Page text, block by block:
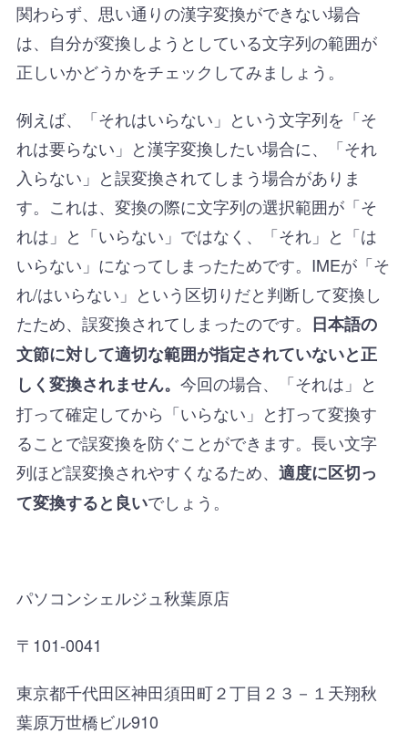
関わらず、思い通りの漢字変換ができない場合
は、自分が変換しようとしている文字列の範囲が
正しいかどうかをチェックしてみましょう。
例えば、「それはいらない」という文字列を「そ
れは要らない」と漢字変換したい場合に、「それ
入らない」と誤変換されてしまう場合がありま
す。これは、変換の際に文字列の選択範囲が「そ
れは」と「いらない」ではなく、「それ」と「は
いらない」になってしまったためです。IMEが「そ
れ/はいらない」という区切りだと判断して変換し
たため、誤変換されてしまったのです。 日本語の
文節に対して適切な範囲が指定されていないと正
しく変換されません。 今回の場合、「それは」と
打って確定してから「いらない」と打って変換す
ることで誤変換を防ぐことができます。長い文字
列ほど誤変換されやすくなるため、 適度に区切っ
て変換すると良いでしょう。
パソコンシェルジュ秋葉原店
〒101-0041
東京都千代田区神田須田町２丁目２３－１天翔秋
葉原万世橋ビル910